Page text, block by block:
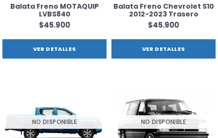
Balata Freno MOTAQUIP
LVBS840
$45.900
VER DETALLES
Balata Freno Chevrolet S10
2012-2023 Trasero
$45.900
VER DETALLES
NO DISPONIBLE NO DISPONIBLE